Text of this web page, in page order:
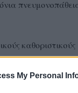
My Personal
καθοριστικούς
έγχρωμοι
την πρόσβαση